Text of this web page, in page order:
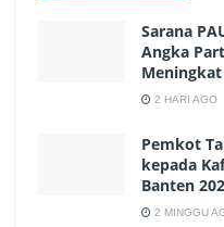
Sarana
Angka
Meningkat
2 HARI AGO
Pemkot
kepada
Banten
2 MINGGU